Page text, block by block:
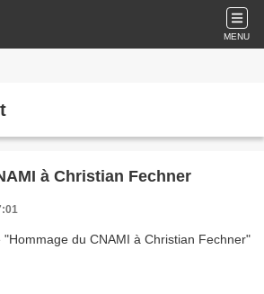
MENU
à Christian Fechner